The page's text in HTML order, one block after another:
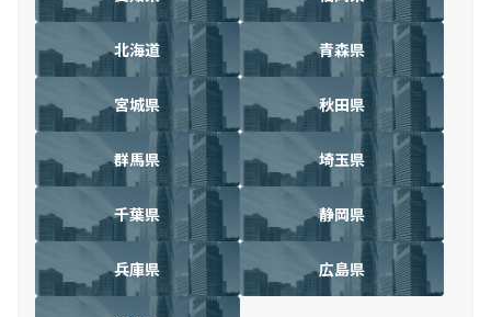
北海道 青森県
宮城県 秋田県
群馬県 埼玉県
千葉県 静岡県
兵庫県 広島県